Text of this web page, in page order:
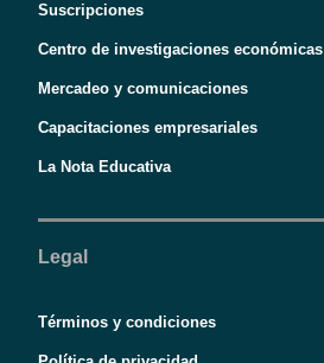
Suscripciones
Centro de investigaciones económicas
Mercadeo y comunicaciones
Capacitaciones empresariales
La Nota Educativa
Legal
Términos y condiciones